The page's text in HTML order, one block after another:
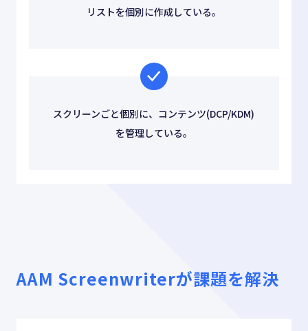
リストを個別に作成している。
スクリーンごと個別に、コンテンツ(DCP/KDM)
を管理している。
AAM Screenwriterが課題を解決